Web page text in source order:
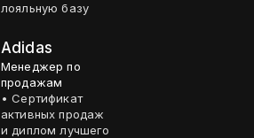
лояльную базу
Adidas
Менеджер по
продажам
• Сертификат
активных продаж
и диплом лучшего